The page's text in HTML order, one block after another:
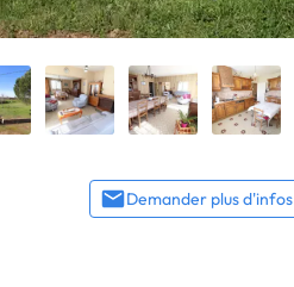
Demander plus d'infos